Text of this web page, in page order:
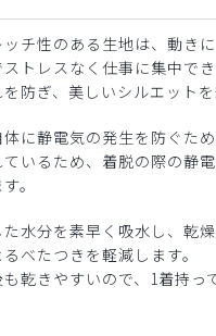
ッチ性のある生地は、動き
ストレスなく仕事に集中でき
防ぎ、美しいシルエットを
体に静電気の発生を防ぐた
いるため、着脱の際の静
。
た水分を素早く吸水し、乾
べたつきを軽減します。
も乾きやすいので、1着持っ